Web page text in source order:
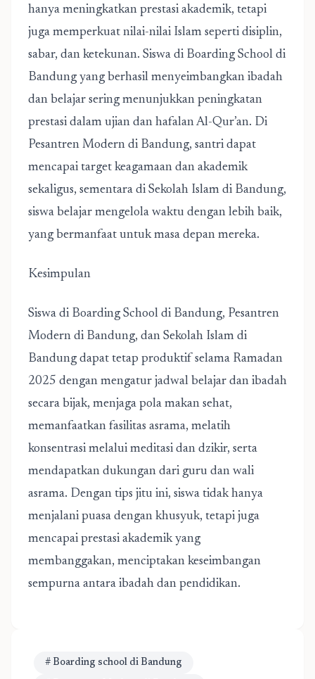
hanya meningkatkan prestasi akademik, tetapi
juga memperkuat nilai-nilai Islam seperti disiplin,
sabar, dan ketekunan. Siswa di Boarding School di
Bandung yang berhasil menyeimbangkan ibadah
dan belajar sering menunjukkan peningkatan
prestasi dalam ujian dan hafalan Al-Qur’an. Di
Pesantren Modern di Bandung, santri dapat
mencapai target keagamaan dan akademik
sekaligus, sementara di Sekolah Islam di Bandung,
siswa belajar mengelola waktu dengan lebih baik,
yang bermanfaat untuk masa depan mereka.
Kesimpulan
Siswa di Boarding School di Bandung, Pesantren
Modern di Bandung, dan Sekolah Islam di
Bandung dapat tetap produktif selama Ramadan
2025 dengan mengatur jadwal belajar dan ibadah
secara bijak, menjaga pola makan sehat,
memanfaatkan fasilitas asrama, melatih
konsentrasi melalui meditasi dan dzikir, serta
mendapatkan dukungan dari guru dan wali
asrama. Dengan tips jitu ini, siswa tidak hanya
menjalani puasa dengan khusyuk, tetapi juga
mencapai prestasi akademik yang
membanggakan, menciptakan keseimbangan
sempurna antara ibadah dan pendidikan.
# Boarding school di Bandung